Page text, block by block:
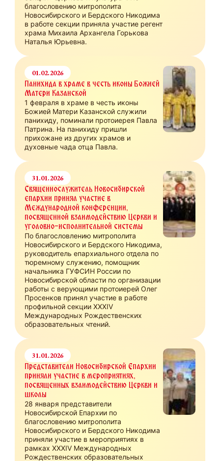
благословению митрополита
Новосибирского и Бердского Никодима
в работе секции приняла участие регент
храма Михаила Архангела Горькова
Наталья Юрьевна.
01.02.2026
Панихида в храме в честь иконы Божией
Матери Казанской
1 февраля в храме в честь иконы
Божией Матери Казанской служили
панихиду, поминали протоиерея Павла
Патрина. На панихиду пришли
прихожане из других храмов и
духовные чада отца Павла.
31.01.2026
Священнослужитель Новосибирской
епархии принял участие в
Международной конференции,
посвященной взаимодействию Церкви и
уголовно-исполнительной системы
По благословлению митрополита
Новосибирского и Бердского Никодима,
руководитель епархиального отдела по
тюремному служению, помощник
начальника ГУФСИН России по
Новосибирской области по организации
работы с верующими протоиерей Олег
Просенков принял участие в работе
профильной секции ХХХIV
Международных Рождественских
образовательных чтений.
31.01.2026
Представители Новосибирской Епархии
приняли участие в мероприятиях,
посвященных взаимодействию Церкви и
школы
28 января представители
Новосибирской Епархии по
благословению митрополита
Новосибирского и Бердского Никодима
приняли участие в мероприятиях в
рамках XXXIV Международных
Рождественских образовательных